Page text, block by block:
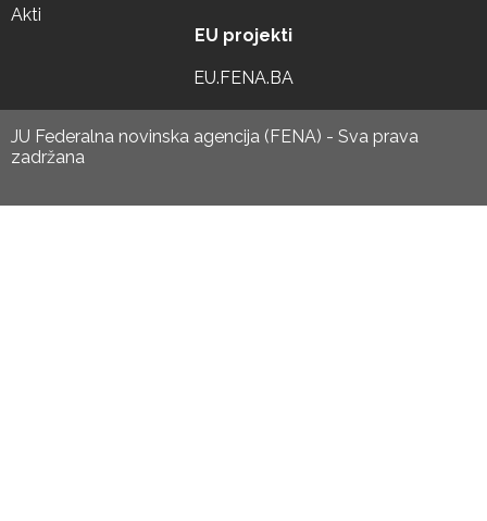
Akti
EU projekti
EU.FENA.BA
JU Federalna novinska agencija (FENA) - Sva prava
zadržana